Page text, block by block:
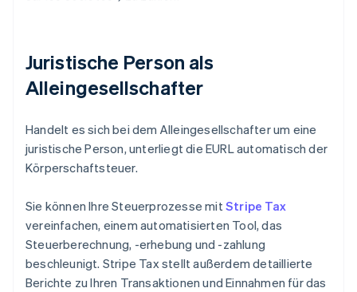
Juristische Person als
Alleingesellschafter
Handelt es sich bei dem Alleingesellschafter um eine
juristische Person, unterliegt die EURL automatisch der
Körperschaftsteuer.
Sie können Ihre Steuerprozesse mitStripe Tax
vereinfachen, einem automatisierten Tool, das
Steuerberechnung, -erhebung und -zahlung
beschleunigt. Stripe Tax stellt außerdem detaillierte
Berichte zu Ihren Transaktionen und Einnahmen für das